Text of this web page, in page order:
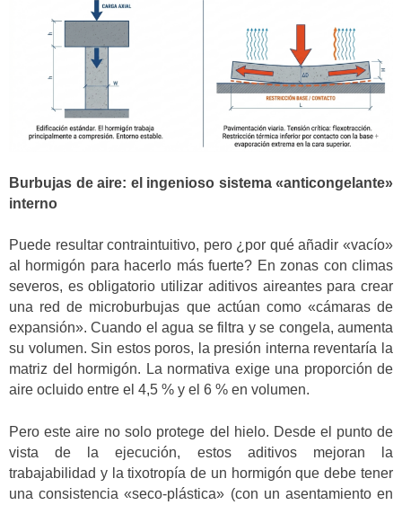
Burbujas de aire: el ingenioso sistema «anticongelante»
interno
Puede resultar contraintuitivo, pero ¿por qué añadir «vacío»
al hormigón para hacerlo más fuerte? En zonas con climas
severos, es obligatorio utilizar aditivos aireantes para crear
una red de microburbujas que actúan como «cámaras de
expansión». Cuando el agua se filtra y se congela, aumenta
su volumen. Sin estos poros, la presión interna reventaría la
matriz del hormigón. La normativa exige una proporción de
aire ocluido entre el 4,5 % y el 6 % en volumen.
Pero este aire no solo protege del hielo. Desde el punto de
vista de la ejecución, estos aditivos mejoran la
trabajabilidad y la tixotropía de un hormigón que debe tener
una consistencia «seco-plástica» (con un asentamiento en